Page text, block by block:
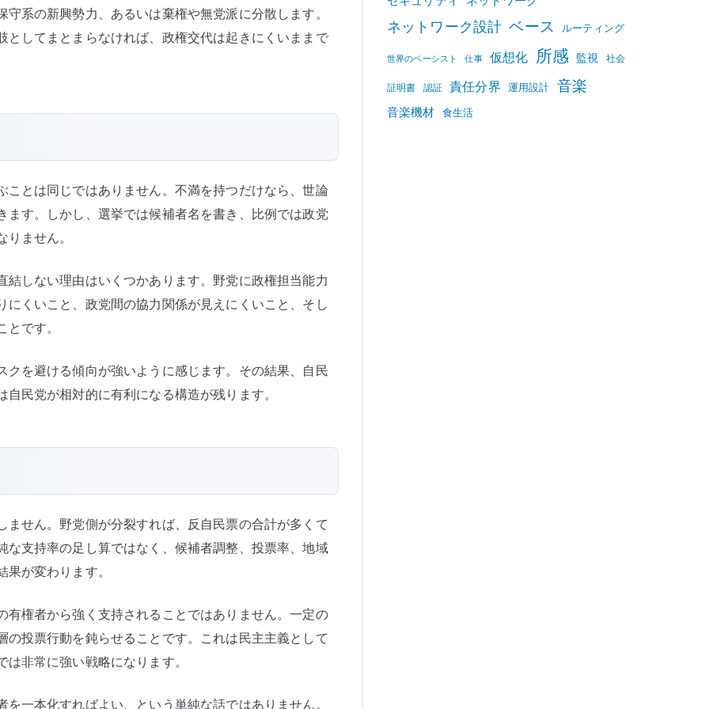
系の新興勢力、あるいは棄権や無党派に分散します。
してまとまらなければ、政権交代は起きにくいままで
とは同じではありません。不満を持つだけなら、世論
す。しかし、選挙では候補者名を書き、比例では政党
ません。
しない理由はいくつかあります。野党に政権担当能力
くいこと、政党間の協力関係が見えにくいこと、そし
です。
を避ける傾向が強いように感じます。その結果、自民
民党が相対的に有利になる構造が残ります。
せん。野党側が分裂すれば、反自民票の合計が多くて
支持率の足し算ではなく、候補者調整、投票率、地域
が変わります。
権者から強く支持されることではありません。一定の
投票行動を鈍らせることです。これは民主主義として
非常に強い戦略になります。
一本化すればよい、という単純な話ではありません。
ネットワーク設計 ベース ルーティング
世界のベーシスト 仕事 仮想化 所感 監視 社会
証明書 認証 責任分界 運用設計 音楽
音楽機材 食生活